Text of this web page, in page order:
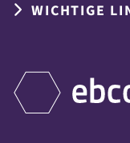
WICHTIGE